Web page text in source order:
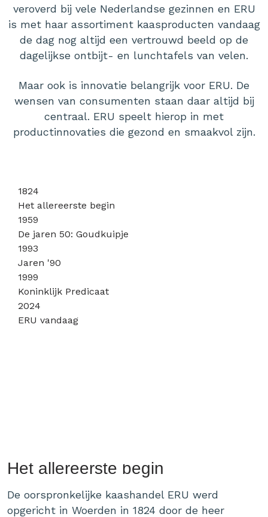
veroverd bij vele Nederlandse gezinnen en ERU
is met haar assortiment kaasproducten vandaag
de dag nog altijd een vertrouwd beeld op de
dagelijkse ontbijt- en lunchtafels van velen.
Maar ook is innovatie belangrijk voor ERU. De
wensen van consumenten staan daar altijd bij
centraal. ERU speelt hierop in met
productinnovaties die gezond en smaakvol zijn.
1824
Het allereerste begin
1959
De jaren 50: Goudkuipje
1993
Jaren '90
1999
Koninklijk Predicaat
2024
ERU vandaag
Het allereerste begin
De oorspronkelijke kaashandel ERU werd
opgericht in Woerden in 1824 door de heer